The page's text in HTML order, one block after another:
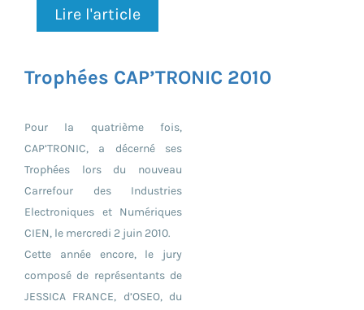
Lire l'article
Trophées CAP’TRONIC 2010
Pour la quatrième fois,
CAP’TRONIC, a décerné ses
Trophées lors du nouveau
Carrefour des Industries
Electroniques et Numériques
CIEN, le mercredi 2 juin 2010.
Cette année encore, le jury
composé de représentants de
JESSICA FRANCE, d’OSEO, du